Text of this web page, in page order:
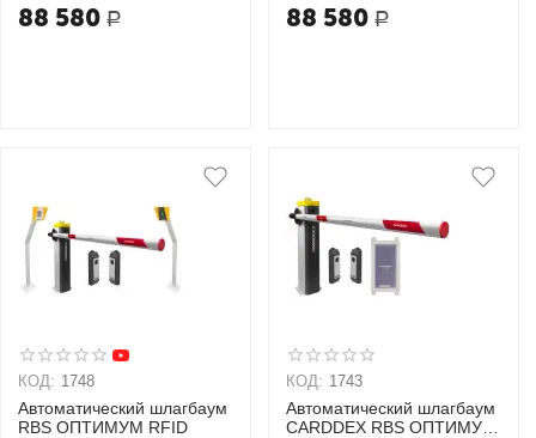
88 580 Р 88 580 Р
КОД: 1748
Автоматический шлагбаум
RBS ОПТИМУМ RFID
КОД: 1743
Автоматический шлагбаум
CARDDEX RBS ОПТИМУМ